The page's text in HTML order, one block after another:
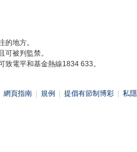
的地方。
可被判監禁。
致電平和基金熱線1834 633。
網頁指南 規例 提倡有節制博彩 私